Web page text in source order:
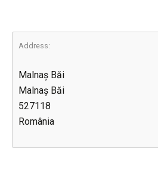
Address:
Malnaș Băi
Malnaș Băi
527118
România